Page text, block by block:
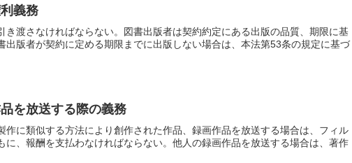
義務
渡さなければならない。図書出版者は契約約定にある出版の品質、期限に基
版者が契約に定める期限までに出版しない場合は、本法第53条の規定に基づ
を放送する際の義務
作に類似する方法により創作された作品、録画作品を放送する場合は、フィル
に、報酬を支払わなければならない。他人の録画作品を放送する場合は、著作